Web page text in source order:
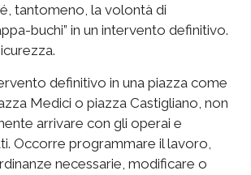
tantomeno, la volontà di
buchi” in un intervento definitivo.
definitivo in una piazza come
Medici o piazza Castigliano, non
arrivare con gli operai e
Occorre programmare il lavoro,
necessarie, modificare o